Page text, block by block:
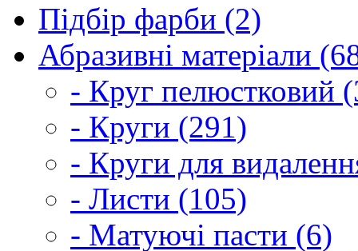
Підбір фарби (2)
Абразивні матеріали
- Круг пелюстковий
- Круги (291)
- Круги для
- Листи (105)
- Матуючі пасти (6)